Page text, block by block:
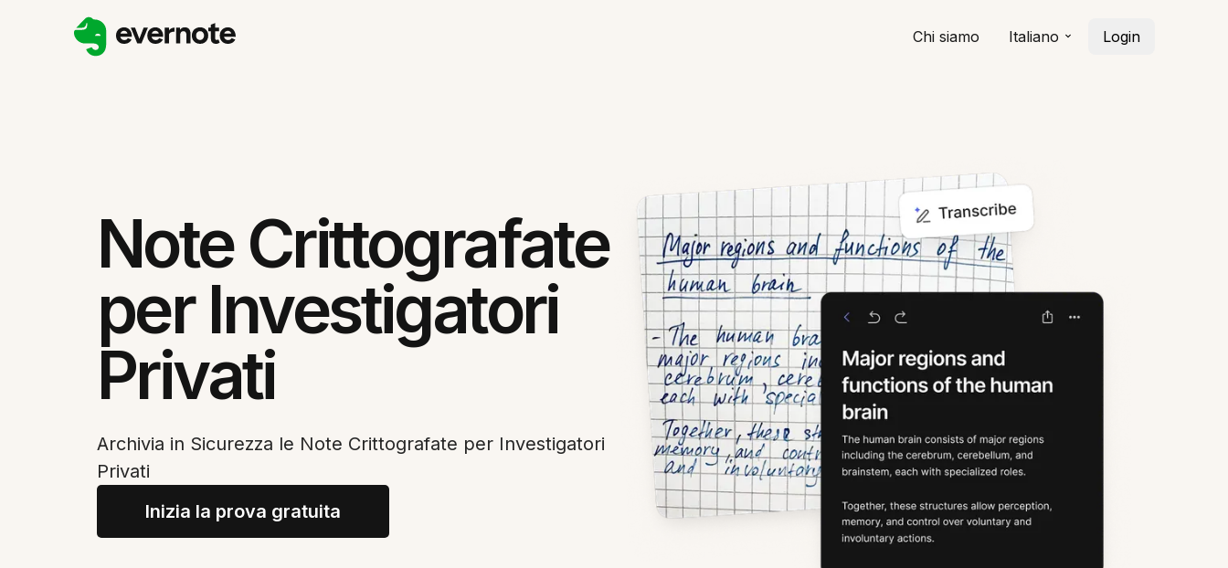
Chi siamo Italiano Login
Note Crittografate
per Investigatori
Privati
Archivia in Sicurezza le Note Crittografate per Investigatori
Privati
Inizia la prova gratuita